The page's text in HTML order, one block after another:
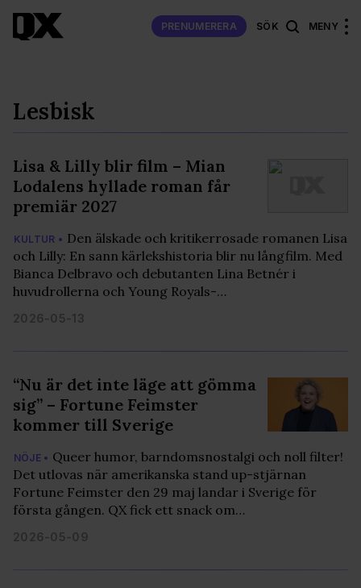
PRENUMERERA SÖK MENY
Lesbisk
Lisa & Lilly blir film – Mian
Lodalens hyllade roman får
premiär 2027
KULTUR • Den älskade och kritikerrosade romanen Lisa
och Lilly: En sann kärlekshistoria blir nu långfilm. Med
Bianca Delbravo och debutanten Lina Betnér i
huvudrollerna och Young Royals-…
2026-05-13
“Nu är det inte läge att gömma
sig” – Fortune Feimster
kommer till Sverige
NÖJE • Queer humor, barndomsnostalgi och noll filter!
Det utlovas när amerikanska stand up-stjärnan
Fortune Feimster den 29 maj landar i Sverige för
första gången. QX fick ett snack om…
2026-05-09